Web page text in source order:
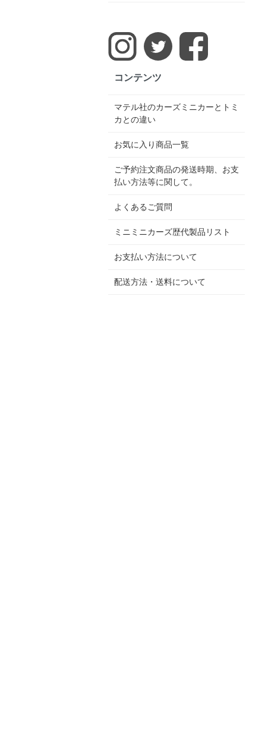
コンテンツ
マテル社のカーズミニカーとトミ
カとの違い
お気に入り商品一覧
ご予約注文商品の発送時期、お支
払い方法等に関して。
よくあるご質問
ミニミニカーズ歴代製品リスト
お支払い方法について
配送方法・送料について